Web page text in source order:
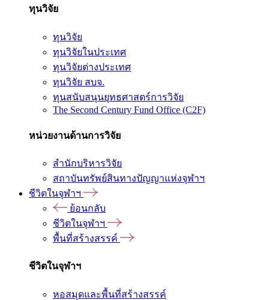
ทุนวิจัย
ทุนวิจัย
ทุนวิจัยในประเทศ
ทุนวิจัยต่างประเทศ
ทุนวิจัย สบจ.
ทุนสนับสนุนยุทธศาสตร์การวิจัย
The Second Century Fund Office (C2F)
หน่วยงานด้านการวิจัย
สำนักบริหารวิจัย
สถาบันทรัพย์สินทางปัญญาแห่งจุฬาฯ
ชีวิตในจุฬาฯ
ย้อนกลับ
ชีวิตในจุฬาฯ
พื้นที่สร้างสรรค์
ชีวิตในจุฬาฯ
หอสมุดและพื้นที่สร้างสรรค์